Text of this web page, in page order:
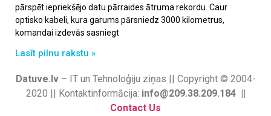
pārspēt iepriekšējo datu pārraides ātruma rekordu. Caur
optisko kabeli, kura garums pārsniedz 3000 kilometrus,
komandai izdevās sasniegt
Lasīt pilnu rakstu »
Datuve.lv– IT un Tehnoloģiju ziņas || Copyright © 2004-
2020 || Kontaktinformācija: info@209.38.209.184 ||
Contact Us